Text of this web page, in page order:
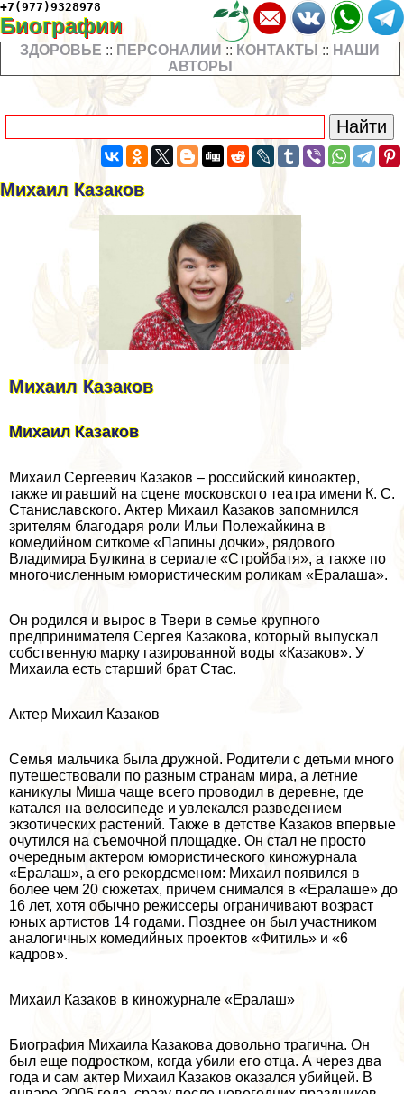
+7(977)9328978
Биографии
ЗДОРОВЬЕ :: ПЕРСОНАЛИИ :: КОНТАКТЫ :: НАШИ
АВТОРЫ
Михаил Казаков
Михаил Казаков
Михаил Казаков
Михаил Сергеевич Казаков – российский киноактер,
также игравший на сцене московского театра имени К. С.
Станиславского. Актер Михаил Казаков запомнился
зрителям благодаря роли Ильи Полежайкина в
комедийном ситкоме «Папины дочки», рядового
Владимира Булкина в сериале «Стройбатя», а также по
многочисленным юмористическим роликам «Ералаша».
Он родился и вырос в Твери в семье крупного
предпринимателя Сергея Казакова, который выпускал
собственную марку газированной воды «Казаков». У
Михаила есть старший брат Стас.
Актер Михаил Казаков
Семья мальчика была дружной. Родители с детьми много
путешествовали по разным странам мира, а летние
каникулы Миша чаще всего проводил в деревне, где
катался на велосипеде и увлекался разведением
экзотических растений. Также в детстве Казаков впервые
очутился на съемочной площадке. Он стал не просто
очередным актером юмористического киножурнала
«Ералаш», а его рекордсменом: Михаил появился в
более чем 20 сюжетах, причем снимался в «Ералаше» до
16 лет, хотя обычно режиссеры ограничивают возраст
юных артистов 14 годами. Позднее он был участником
аналогичных комедийных проектов «Фитиль» и «6
кадров».
Михаил Казаков в киножурнале «Ералаш»
Биография Михаила Казакова довольно трагична. Он
был еще подростком, когда убили его отца. А через два
года и сам актер Михаил Казаков оказался убийцей. В